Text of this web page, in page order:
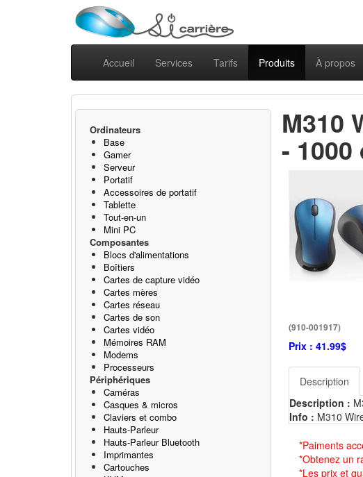
Accueil Services Tarifs Produits À propos
Ordinateurs
Base
Gamer
Serveur
Portatif
Accessoires de portatif
Tablette
Tout-en-un
Mini PC
Composantes
Blocs d'alimentations
Boîtiers
Cartes de capture vidéo
Cartes mères
Cartes réseau
Cartes de son
Cartes vidéo
Mémoires RAM
Modems
Processeurs
Périphériques
Caméras
Casques & micros
Claviers et combo
Hauts-Parleur
Hauts-Parleur Bluetooth
Imprimantes
Cartouches
M310
-
(910-001917)
Prix : 41.99$
Description
Description :
Info : M310
*Paiments
*Obtenez un
*Les prix et